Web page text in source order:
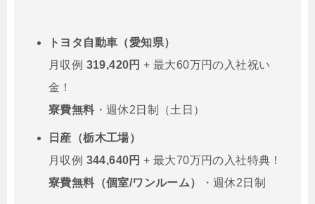
トヨタ自動車（愛知県）
月収例 319,420円 + 最大60万円の入社祝い
金！
寮費無料 ・週休2日制（土日）
日産（栃木工場）
月収例 344,640円 + 最大70万円の入社特典！
寮費無料（個室/ワンルーム）
・週休2日制